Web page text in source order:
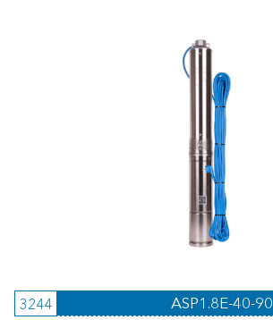
3244 ASP1.8E-40-90